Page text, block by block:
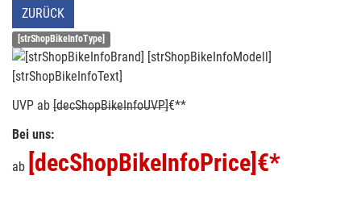
ZURÜCK
[strShopBikeInfoType]
[strShopBikeInfoText]
UVP ab [decShopBikeInfoUVP]€**
Bei uns:
ab [decShopBikeInfoPrice] €*